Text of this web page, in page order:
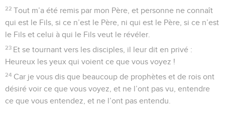
22 Tout m’a été remis par mon Père, et personne ne connaît
qui est le Fils, si ce n’est le Père, ni qui est le Père, si ce n’est
le Fils et celui à qui le Fils veut le révéler.
23 Et se tournant vers les disciples, il leur dit en privé :
Heureux les yeux qui voient ce que vous voyez !
24 Car je vous dis que beaucoup de prophètes et de rois ont
désiré voir ce que vous voyez, et ne l’ont pas vu, entendre
ce que vous entendez, et ne l’ont pas entendu.